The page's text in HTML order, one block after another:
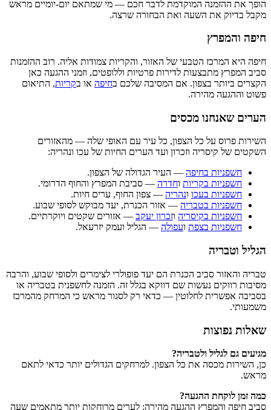
הופך את ההזמנה המוקדמת לדבר חכם — מי שמתאם יום-יומיים מראש
מקבל בדיוק את השעה ואת הבחורה שרצה.
חיפה והמפרץ
חיפה היא המרכז הטבעי של האזור, והקריות צמודות אליה. רוב ההזמנות
סביב המפרץ מתבצעות לדירות פרטיות וללופטים, וזמני ההגעה כאן
הקצרים ביותר בצפון. אם המסיבה שלכם בחיפה או בקריות, התיאום
פשוט וההגעה מהירה.
הערים שאנחנו מכסים
השירות פרוס על כל הצפון, כל עיר עם האופי שלה — מהאזורים
השקטים של קיסריה וזכרון ועד הערים החיות של עכו ונהריה:
חשפניות בחיפה — העיר הגדולה של הצפון.
חשפניות בקריות וחדרה — סביבת המפרץ והחוף הדרומי.
חשפניות בעכו ונהריה — צפון החוף, ערים חיות.
חשפניות בטבריה — אזור הכנרת, יעד מבוקש לסופי שבוע.
חשפניות בקיסריה וזכרון יעקב — אזורים שקטים ויוקרתיים.
חשפניות בצפת ועפולה — הגליל ועמק יזרעאל.
הגליל וטבריה
טבריה והאזור סביב הכנרת הם יעד פופולרי לצימרים ולסופי שבוע, והרבה
מסיבות רווקים נעשות שם דווקא בגלל זה. הזמנה לחשפנית בטבריה או
בסביבה אפשרית לחלוטין — כדאי רק לסגור מראש כי המרחק מהמרכז
משמעותי.
שאלות נפוצות
מגיעים גם לגליל ולטבריה?
כן, השירות מכסה את כל הצפון. למרחקים הגדולים יותר כדאי לתאם
מראש.
כמה זמן לוקחת ההגעה?
סביב חיפה והמפרץ ההגעה מהירה; לערים מרוחקות יותר מתאמים שעה